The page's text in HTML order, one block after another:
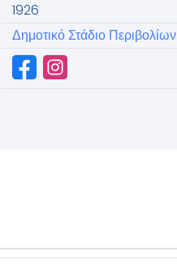
1926
Δημοτικό Στάδιο Περιβολίων